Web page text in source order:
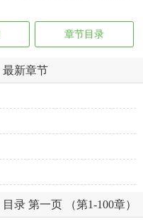
章节目录
最新章节
录 第一页 （第1-100章）